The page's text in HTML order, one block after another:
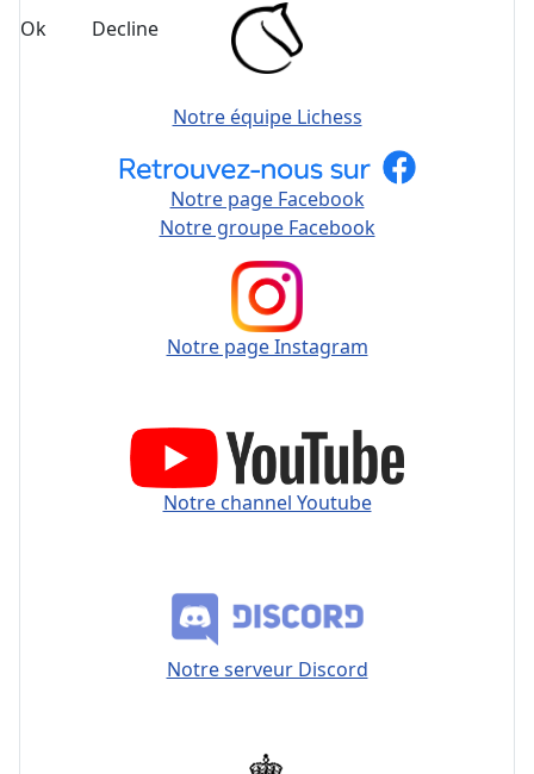
Notre équipe Lichess
Notre page Facebook
Notre groupe Facebook
Notre page Instagram
Notre channel Youtube
Notre serveur Discord
Ok Decline